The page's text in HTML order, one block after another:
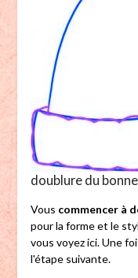
doublure du
Vous commencer à
pour la forme et le
vous voyez ici. Une
l'étape suivante.